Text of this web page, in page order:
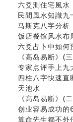
民間風水知識九
马斯克八字分析
饭店餐馆风水布
六爻占卜中如何
《高岛易断》(
专家点评手上九
四柱八字快速直
天池水
《高岛易断》(二)
创业容易成功的
算命先生都不外